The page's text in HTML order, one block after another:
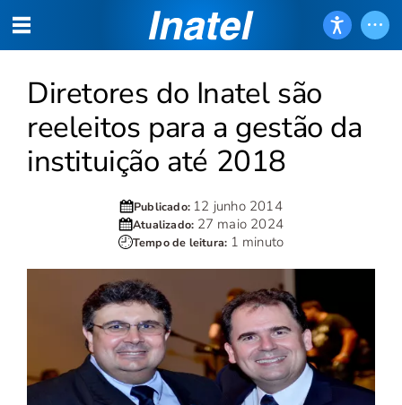
Diretores do Inatel são
reeleitos para a gestão da
instituição até 2018
Publicado: 12 junho 2014
Atualizado: 27 maio 2024
Tempo de leitura: 1 minuto